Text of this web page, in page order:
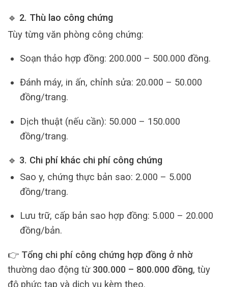
🔹 2. Thù lao công chứng
Tùy từng văn phòng công chứng:
Soạn thảo hợp đồng: 200.000 – 500.000 đồng.
Đánh máy, in ấn, chỉnh sửa: 20.000 – 50.000
đồng/trang.
Dịch thuật (nếu cần): 50.000 – 150.000
đồng/trang.
🔹 3. Chi phí khác chi phí công chứng
Sao y, chứng thực bản sao: 2.000 – 5.000
đồng/trang.
Lưu trữ, cấp bản sao hợp đồng: 5.000 – 20.000
đồng/bản.
👉 Tổng chi phí công chứng hợp đồng ở nhờ
thường dao động từ 300.000 – 800.000 đồng, tùy
độ phức tạp và dịch vụ kèm theo.